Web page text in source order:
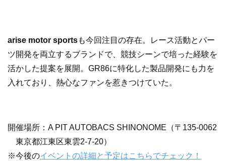
arise motor sportsも今回注目の存在。レース活動とパー
ツ開発を両立するブランドで、競技シーンで培った経験を
活かした提案を展開。GR86に特化した製品開発にも力を
入れており、熱心なファンを惹きつけていた。
開催場所：A PIT AUTOBACS SHINONOME（〒135-0062
東京都江東区東雲2-7-20）
※今後のイベントの詳細と予定はこちらでチェック！